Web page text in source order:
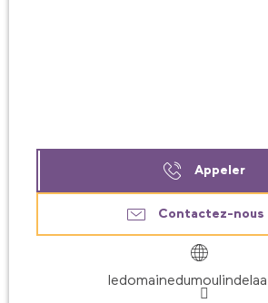
Appeler
Contactez-nous